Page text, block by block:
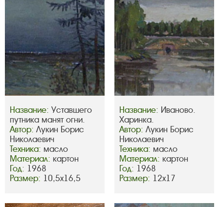
Название: Уставшего
путника манят огни.
Автор: Лукин Борис
Николаевич
Техника: масло
Материал: картон
Год: 1968
Размер: 10,5х16,5
Название: Иваново.
Харинка.
Автор: Лукин Борис
Николаевич
Техника: масло
Материал: картон
Год: 1968
Размер: 12х17